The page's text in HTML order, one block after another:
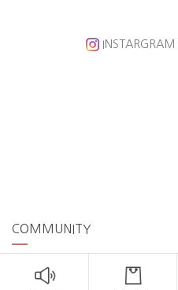
INSTARGRAM
COMMUNITY